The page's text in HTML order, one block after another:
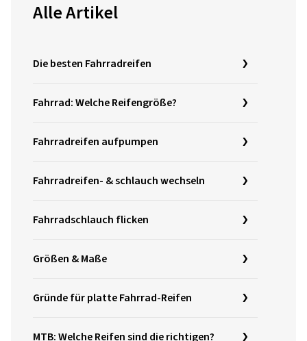
Alle Artikel
Die besten Fahrradreifen
Fahrrad: Welche Reifengröße?
Fahrradreifen aufpumpen
Fahrradreifen- & schlauch wechseln
Fahrradschlauch flicken
Größen & Maße
Gründe für platte Fahrrad-Reifen
MTB: Welche Reifen sind die richtigen?